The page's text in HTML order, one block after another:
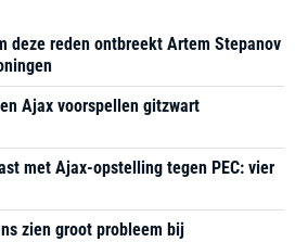
deze reden ontbreekt Artem Stepanov
Ajax voorspellen gitzwart
met Ajax-opstelling tegen PEC: vier
zien groot probleem bij